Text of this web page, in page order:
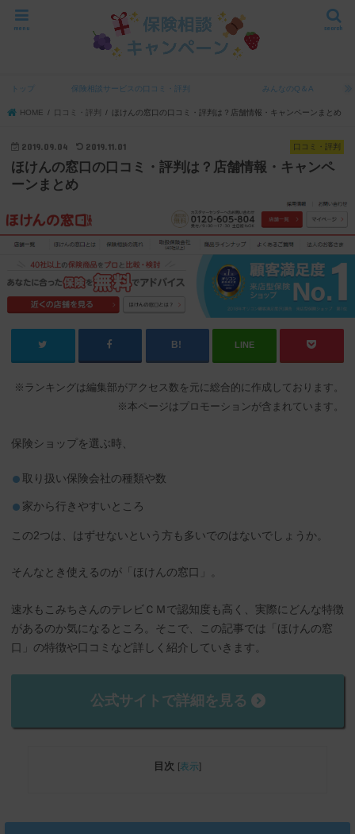
search
menu
トップ 保険相談サービスの口コミ・評判 みんなのQ＆A
HOME 口コミ・評判 ほけんの窓口の口コミ・評判は？店舗情報・キャンペーンまとめ
口コミ・評判
2019.09.04 2019.11.01
ほけんの窓口の口コミ・評判は？店舗情報・キャンペ
ーンまとめ
LINE
※ランキングは編集部がアクセス数を元に総合的に作成しております。
※本ページはプロモーションが含まれています。
保険ショップを選ぶ時、
取り扱い保険会社の種類や数
家から行きやすいところ
この2つは、はずせないという方も多いでのはないでしょうか。
そんなとき使えるのが「ほけんの窓口」。
速水もこみちさんのテレビＣＭで認知度も高く、実際にどんな特徴
があるのか気になるところ。そこで、この記事では「ほけんの窓
口」の特徴や口コミなど詳しく紹介していきます。
公式サイトで詳細を見る
目次 [表示]